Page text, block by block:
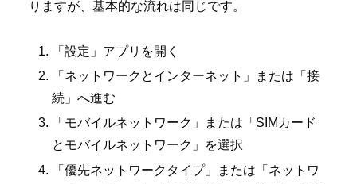
りますが、基本的な流れは同じです。
「設定」アプリを開く
「ネットワークとインターネット」または「接
続」へ進む
「モバイルネットワーク」または「SIMカード
とモバイルネットワーク」を選択
「優先ネットワークタイプ」または「ネットワ